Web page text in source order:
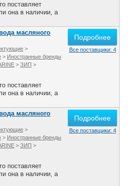
поставляет
она в наличии, а
масляного
>
> Иностранные бренды
> ЗИП >
поставляет
она в наличии, а
Подробнее
Все поставщики: 4
масляного
>
> Иностранные бренды
> ЗИП >
поставляет
она в наличии, а
Подробнее
Все поставщики: 4